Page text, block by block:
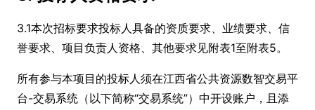
3.1本次招标要求投标人具备的资质要求、业绩要求、信
誉要求、项目负责人资格、其他要求见附表1至附表5。
所有参与本项目的投标人须在江西省公共资源数智交易平
台-交易系统（以下简称“交易系统”）中开设账户，且添